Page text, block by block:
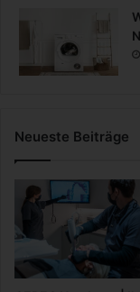
Neueste Beiträge